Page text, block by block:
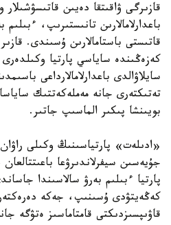
قازىرگى ۋاقىتقا دەيىن قاتىسۋشىلار
باعدارلامالارىن تانىستىرىپ،
قاتىستى باستامالارىن ۇسىندى.
كەزەڭىندە ساياسي پارتيا
سايلاۋالدى باعدارلامالارداعى
تەتىكتەرى جانە مەملەكەتتىك
بويىنشا پىكىر الماسىپ جاتىر.
«ادىلەت» پارتياسىنىڭ وكىلى
جۇيەسىن سيفرلاندىرۋعا
پارتيا ءبىلىم بەرۋ سالاسىندا
كەڭەيتۋدى ۇسىنىپ، جەكە
قاۋىپسىزدىكتى قامتاماسىز ەتۋگە